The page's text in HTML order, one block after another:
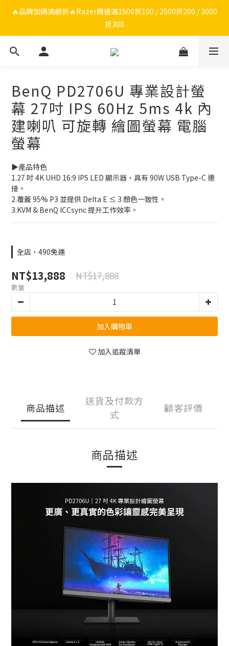
🔥品牌限定滿額折🔥ROG周邊滿1500折100 / 2500折200 / 3000折
300
🔥品牌加碼滿額折🔥Razer周邊滿1500折100 / 2500折200 / 3000
折300
ROG/Razer 全館電競椅會員登錄再現折$300
🔥品牌限定滿額折🔥ROG周邊滿1500折100 / 2500折200 / 3000折
300
BenQ PD2706U 專業設計螢
幕 27吋 IPS 60Hz 5ms 4k 內
建喇叭 可旋轉 繪圖螢幕 電腦
螢幕
▶️產品特色
1.27 吋 4K UHD 16:9 IPS LED 顯示器，具有 90W USB Type-C 連
接。
2.覆蓋 95% P3 並提供 Delta E ≤ 3 顏色一致性。
3.KVM & BenQ ICCsync 提升工作效率。
全店，490免運
NT$13,888 NT$17,888
數量
加入購物車
加入追蹤清單
商品描述
送貨及付款方
式
顧客評價
商品描述